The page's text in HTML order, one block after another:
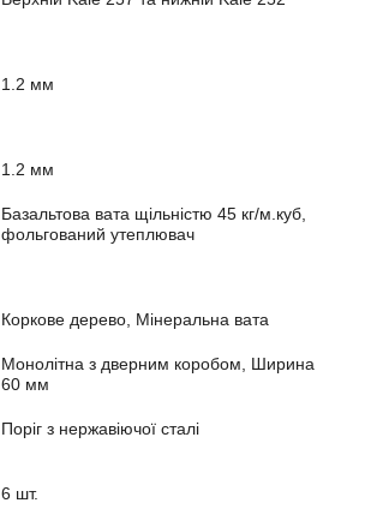
1.2 мм
1.2 мм
Базальтова вата щільністю 45 кг/м.куб,
фольгований утеплювач
Коркове дерево, Мінеральна вата
Монолітна з дверним коробом, Ширина
60 мм
Поріг з нержавіючої сталі
6 шт.